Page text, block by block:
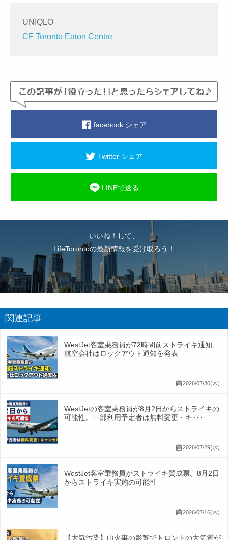
UNIQLO
CF Toronto Eaton Centre
facebook シェア
Twitter シェア
LINEで送る
いいね！して、
LifeTorontoの最新情報を受け取ろう！
関連記事
WestJet客室乗務員が72時間前ストライキ通知、
航空会社はロックアウト通知を発表
2026/07/30(木)
WestJetの客室乗務員が8月2日からストライキの
可能性。一部利用予定者は無料変更・キ･･･
2026/07/29(水)
WestJet客室乗務員がストライキ賛成票。8月2日
からストライキ実施の可能性
2026/07/16(木)
【大気汚染】山火事の影響でトロントの大気質が